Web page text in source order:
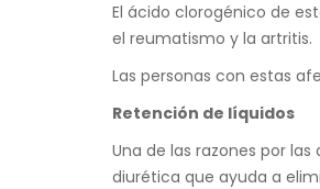
El ácido clorogénico de
el reumatismo y la artritis.
Las personas con estas
Retención de líquidos
Una de las razones por
diurética que ayuda a